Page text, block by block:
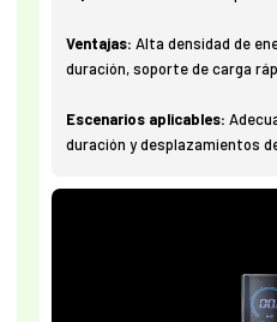
Ventajas: Alta densidad de
duración, soporte de carga
Escenarios aplicables:
duración y desplazamientos